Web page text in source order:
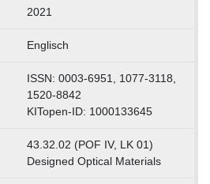
2021
Englisch
ISSN: 0003-6951, 1077-3118,
1520-8842
KITopen-ID: 1000133645
43.32.02 (POF IV, LK 01)
Designed Optical Materials